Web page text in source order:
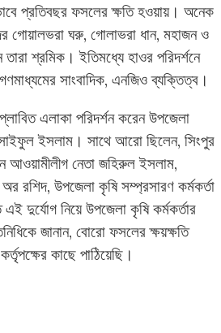
প্রতিবছর ফসলের ক্ষতি হওয়ায়। অনেক
গোয়ালভরা ঘরু, গোলাভরা ধান, মহাজন ও
শ্রমিক। ইতিমধ্যে হাওর পরিদর্শনে
সাংবাদিক, এনজিও ব্যক্তিত্ব।
এলাকা পরিদর্শন করেন উপজেলা
সাইফুল ইসলাম। সাথে আরো ছিলেন, সিংপুর
আওয়ামীলীগ নেতা জহিরুল ইসলাম,
রশিদ, উপজেলা কৃষি সম্প্রসারণ কর্মকর্তা
দুর্যোগ নিয়ে উপজেলা কৃষি কর্মকর্তার
জানান, বোরো ফসলের ক্ষয়ক্ষতি
কাছে পাঠিয়েছি।